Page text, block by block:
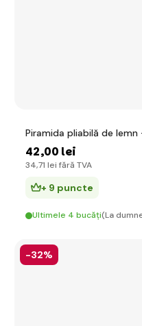
Piramida pliabilă de
42,00 lei
34,71 lei fără TVA
+ 9 puncte
Ultimele 4 bucăți(La
-32%